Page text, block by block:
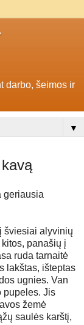
darbo, šeimos ir
▼
geriausia
šviesiai alyvinių
panašių į
ruda tarnaitė
lakštas, išteptas
ugnies. Van
pupeles. Jis
žemė
saulės karštį,